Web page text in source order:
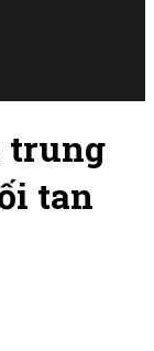
trung
tan